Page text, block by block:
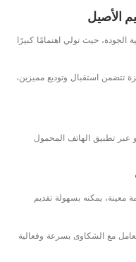
الأصيل
حيث تولي اهتمامًا كبيرًا
تتضمن استقبال وتوديع مميزين،
تطبيق الهاتف المحمول
يمكنه بسهولة تقديم
مع الشكاوى بسرعة وفعالية